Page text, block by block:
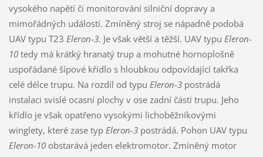
vysokého napětí či monitorování silniční dopravy a
mimořádných událostí. Zmíněný stroj se nápadně podobá
UAV typu T23 Eleron-3. Je však větší a těžší. UAV typu Eleron-
10tedy má krátký hranatý trup a mohutné hornoplošně
uspořádané šípové křídlo s hloubkou odpovídající takřka
celé délce trupu. Na rozdíl od typu Eleron-3postrádá
instalaci svislé ocasní plochy v ose zadní části trupu. Jeho
křídlo je však opatřeno vysokými lichoběžníkovými
winglety, které zase typ Eleron-3postrádá. Pohon UAV typu
Eleron-10obstarává jeden elektromotor. Zmíněný motor